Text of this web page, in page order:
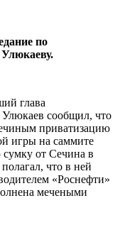
по
глава
сообщил, что
приватизацию
игры на саммите
от Сечина в
что в ней
«Роснефти»
мечеными